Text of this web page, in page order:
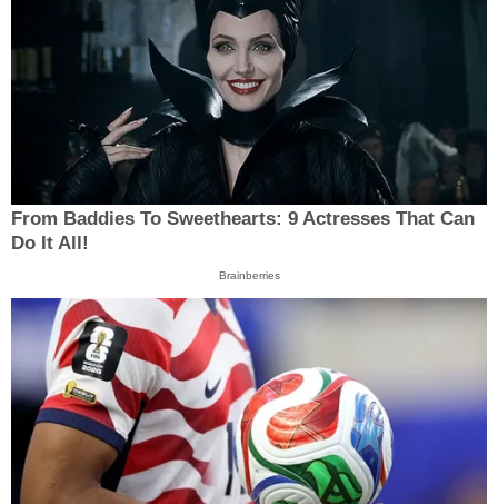
From Baddies To Sweethearts: 9 Actresses That Can
Do It All!
Brainberries